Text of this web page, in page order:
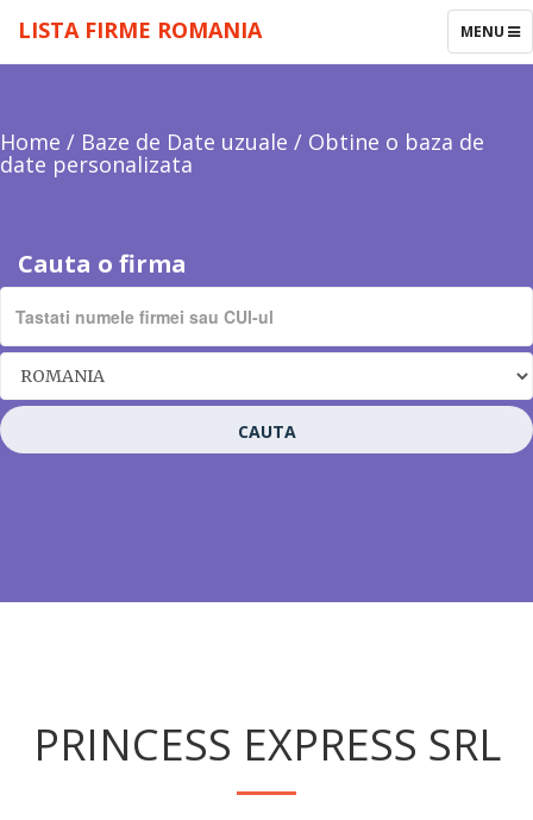
TOGGLE
MENU
LISTA FIRME ROMANIA
Home / Baze de Date uzuale / Obtine o baza de
date personalizata
Cauta o firma
CAUTA
PRINCESS EXPRESS SRL